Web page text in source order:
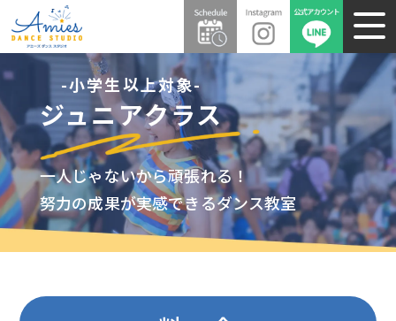
-小学生以上対象-
ジュニアクラス
一人じゃないから頑張れる！
努力の成果が実感できるダンス教室